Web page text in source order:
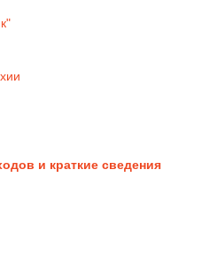
и краткие сведения